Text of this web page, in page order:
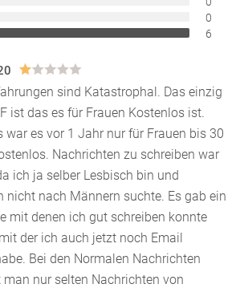
0
6
sind Katastrophal. Das einzig
ist das es für Frauen Kostenlos ist.
war es vor 1 Jahr nur für Frauen bis 30
Nachrichten zu schreiben war
ich ja selber Lesbisch bin und
nicht nach Männern suchte. Es gab ein
mit denen ich gut schreiben konnte
der ich auch jetzt noch Email
Bei den Normalen Nachrichten
nur selten Nachrichten von